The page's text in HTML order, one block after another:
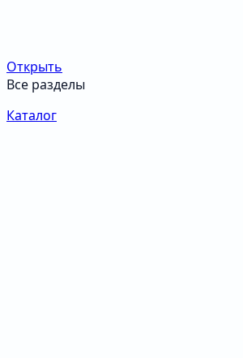
Открыть
Все разделы
Каталог